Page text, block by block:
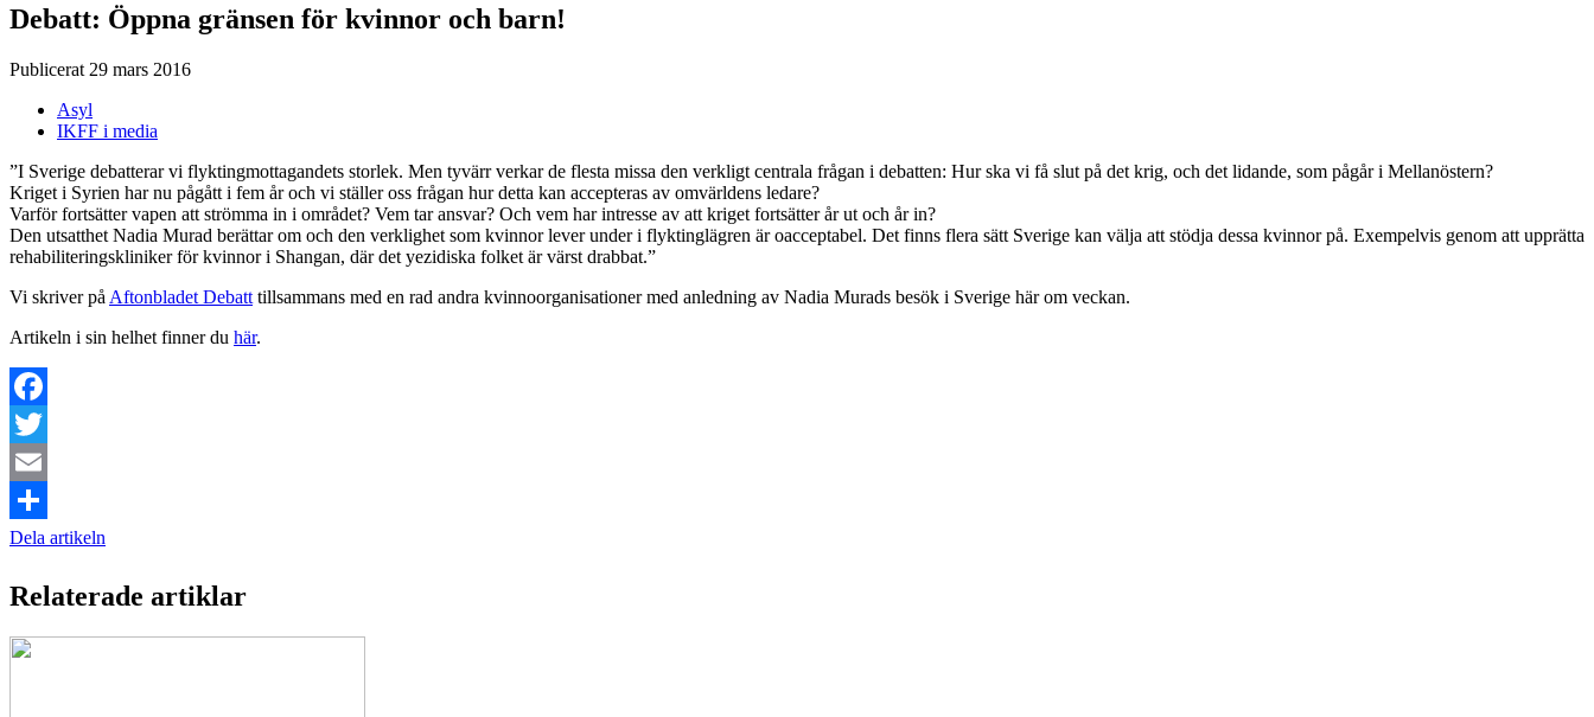
Debatt: Öppna gränsen för kvinnor och barn!
Publicerat 29 mars 2016
Asyl
IKFF i media
”I Sverige debatterar vi flyktingmottagandets storlek. Men tyvärr verkar de flesta missa den verkligt centrala frågan i debatten: Hur ska vi få slut på det krig, och det lidande, som pågår i Mellanöstern?
Kriget i Syrien har nu pågått i fem år och vi ställer oss frågan hur detta kan accepteras av omvärldens ledare?
Varför fortsätter vapen att strömma in i området? Vem tar ansvar? Och vem har intresse av att kriget fortsätter år ut och år in?
Den utsatthet Nadia Murad berättar om och den verklighet som kvinnor lever under i flyktinglägren är oacceptabel. Det finns flera sätt Sverige kan välja att stödja dessa kvinnor på. Exempelvis genom att upprätta
rehabiliteringskliniker för kvinnor i Shangan, där det yezidiska folket är värst drabbat.”
Vi skriver på Aftonbladet Debatt tillsammans med en rad andra kvinnoorganisationer med anledning av Nadia Murads besök i Sverige här om veckan.
Artikeln i sin helhet finner du här.
Facebook
Twitter
Email
Dela artikeln
Relaterade artiklar